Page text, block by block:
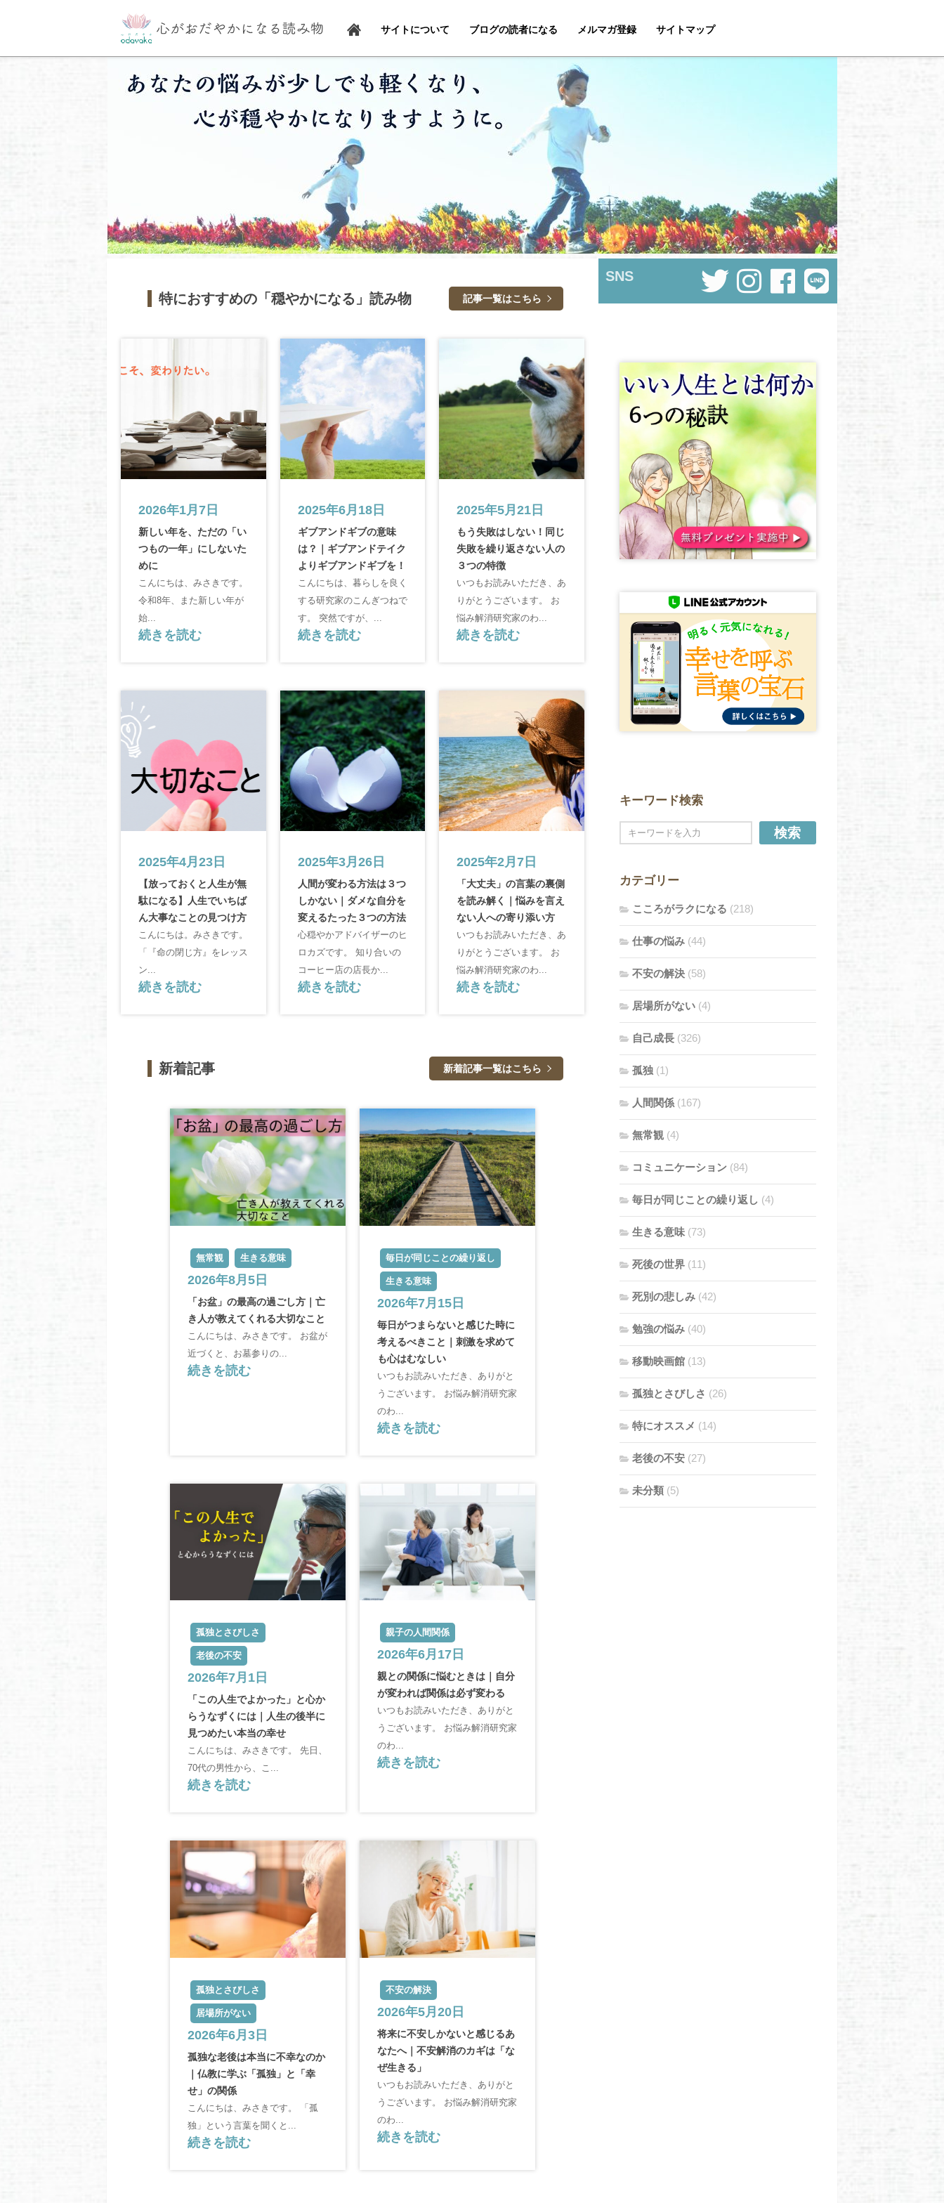
サイトについて ブログの読者になる メルマガ登録 サイトマップ
特におすすめの「穏やかになる」読み物 記事一覧はこちら
2026年1月7日
新しい年を、ただの「い
つもの一年」にしないた
めに
こんにちは、みさきです。
令和8年、また新しい年が
始...
続きを読む
2025年6月18日
ギブアンドギブの意味
は？｜ギブアンドテイク
よりギブアンドギブを！
こんにちは、暮らしを良く
する研究家のこんぎつねで
す。 突然ですが、...
続きを読む
2025年5月21日
もう失敗はしない！同じ
失敗を繰り返さない人の
３つの特徴
いつもお読みいただき、あ
りがとうございます。 お
悩み解消研究家のわ...
続きを読む
2025年4月23日
【放っておくと人生が無
駄になる】人生でいちば
ん大事なことの見つけ方
こんにちは。みさきです。
「『命の閉じ方』をレッス
ン...
続きを読む
2025年3月26日
人間が変わる方法は３つ
しかない｜ダメな自分を
変えるたった３つの方法
心穏やかアドバイザーのヒ
ロカズです。 知り合いの
コーヒー店の店長か...
続きを読む
2025年2月7日
「大丈夫」の言葉の裏側
を読み解く｜悩みを言え
ない人への寄り添い方
いつもお読みいただき、あ
りがとうございます。 お
悩み解消研究家のわ...
続きを読む
新着記事 新着記事一覧はこちら
無常観 生きる意味
2026年8月5日
「お盆」の最高の過ごし方｜亡
き人が教えてくれる大切なこと
こんにちは、みさきです。 お盆が
近づくと、お墓参りの...
続きを読む
毎日が同じことの繰り返し
生きる意味
2026年7月15日
毎日がつまらないと感じた時に
考えるべきこと｜刺激を求めて
も心はむなしい
いつもお読みいただき、ありがと
うございます。 お悩み解消研究家
のわ...
続きを読む
孤独とさびしさ
老後の不安
2026年7月1日
「この人生でよかった」と心か
らうなずくには｜人生の後半に
見つめたい本当の幸せ
こんにちは、みさきです。 先日、
70代の男性から、こ...
続きを読む
親子の人間関係
2026年6月17日
親との関係に悩むときは｜自分
が変われば関係は必ず変わる
いつもお読みいただき、ありがと
うございます。 お悩み解消研究家
のわ...
続きを読む
孤独とさびしさ
居場所がない
2026年6月3日
孤独な老後は本当に不幸なのか
｜仏教に学ぶ「孤独」と「幸
せ」の関係
こんにちは、みさきです。 「孤
独」という言葉を聞くと...
続きを読む
不安の解決
2026年5月20日
将来に不安しかないと感じるあ
なたへ｜不安解消のカギは「な
ぜ生きる」
いつもお読みいただき、ありがと
うございます。 お悩み解消研究家
のわ...
続きを読む
SNS
キーワード検索
検索
カテゴリー
こころがラクになる (218)
仕事の悩み (44)
不安の解決 (58)
居場所がない (4)
自己成長 (326)
孤独 (1)
人間関係 (167)
無常観 (4)
コミュニケーション (84)
毎日が同じことの繰り返し (4)
生きる意味 (73)
死後の世界 (11)
死別の悲しみ (42)
勉強の悩み (40)
移動映画館 (13)
孤独とさびしさ (26)
特にオススメ (14)
老後の不安 (27)
未分類 (5)